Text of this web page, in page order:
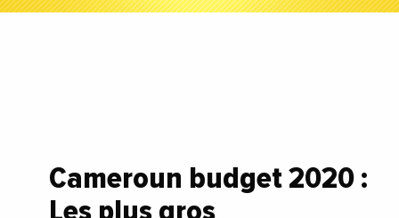
Cameroun budget 2020 :
Les plus gros